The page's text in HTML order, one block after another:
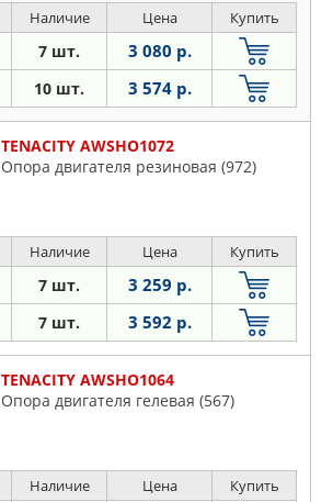
Наличие Цена Купить
7 шт. 3 080 р.
10 шт. 3 574 р.
TENACITY AWSHO1072
Опора двигателя резиновая (972)
Наличие Цена Купить
7 шт. 3 259 р.
7 шт. 3 592 р.
TENACITY AWSHO1064
Опора двигателя гелевая (567)
Наличие Цена Купить